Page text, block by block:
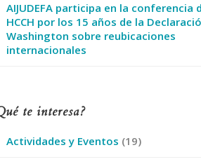
AIJUDEFA participa en la conferencia
HCCH por los 15 años de la
Washington sobre reubicaciones
internacionales
te interesa?
Actividades y Eventos (19)